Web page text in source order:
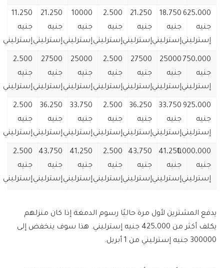
625،000
جنيه
إسترليني
18،750
جنيه
إسترليني
21،250
جنيه
إسترليني
2،500
جنيه
إسترليني
10000
جنيه
إسترليني
21،250
جنيه
إسترليني
11،250
جنيه
إسترليني
750،000
جنيه
إسترليني
25000
جنيه
إسترليني
27500
جنيه
إسترليني
2،500
جنيه
إسترليني
25000
جنيه
إسترليني
27500
جنيه
إسترليني
2،500
جنيه
إسترليني
925،000
جنيه
إسترليني
33،750
جنيه
إسترليني
36،250
جنيه
إسترليني
2،500
جنيه
إسترليني
33،750
جنيه
إسترليني
36،250
جنيه
إسترليني
2،500
جنيه
إسترليني
1،000،000
جنيه
إسترليني
41،250
جنيه
إسترليني
43،750
جنيه
إسترليني
2،500
جنيه
إسترليني
41،250
جنيه
إسترليني
43،750
جنيه
إسترليني
2،500
جنيه
إسترليني
يدفع المشترين لأول مرة حاليًا رسوم الدمغة إذا كان منزلهم
يكلف أكثر من 425،000 جنيه إسترليني. هذا سوف ينخفض ​​إلى
300000 جنيه إسترليني من 1 أبريل.